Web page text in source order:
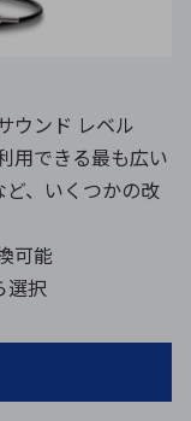
ウンド レベル
用できる最も広い
、いくつかの改
可能
選択